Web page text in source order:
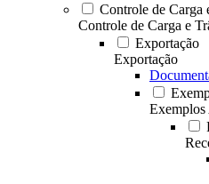
Controle de Carga
Controle de Carga e
Exportação
Exportação